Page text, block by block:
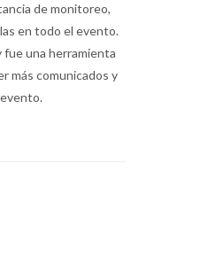
de monitoreo,
en todo el evento.
fue una herramienta
más comunicados y